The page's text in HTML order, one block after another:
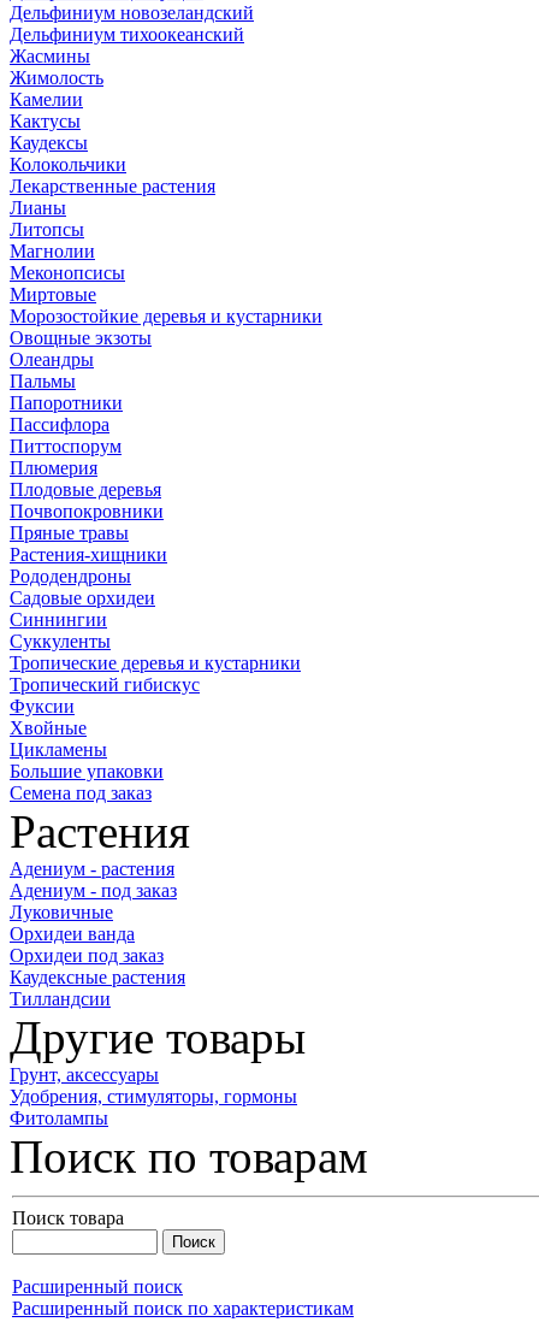
Дельфиниум новозеландский
Дельфиниум тихоокеанский
Жасмины
Жимолость
Камелии
Кактусы
Каудексы
Колокольчики
Лекарственные растения
Лианы
Литопсы
Магнолии
Меконопсисы
Миртовые
Морозостойкие деревья и кустарники
Овощные экзоты
Олеандры
Пальмы
Папоротники
Пассифлора
Питтоспорум
Плюмерия
Плодовые деревья
Почвопокровники
Пряные травы
Растения-хищники
Рододендроны
Садовые орхидеи
Синнингии
Суккуленты
Тропические деревья и кустарники
Тропический гибискус
Фуксии
Хвойные
Цикламены
Большие упаковки
Семена под заказ
Растения
Адениум - растения
Адениум - под заказ
Луковичные
Орхидеи ванда
Орхидеи под заказ
Каудексные растения
Тилландсии
Другие товары
Грунт, аксессуары
Удобрения, стимуляторы, гормоны
Фитолампы
Поиск по товарам
Поиск товара
Расширенный поиск
Расширенный поиск по характеристикам